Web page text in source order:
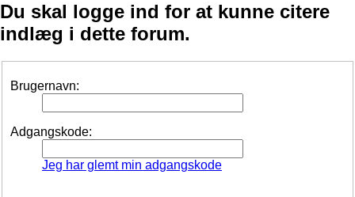
Du skal logge ind for at kunne citere
indlæg i dette forum.
Brugernavn:
Adgangskode:
Jeg har glemt min adgangskode